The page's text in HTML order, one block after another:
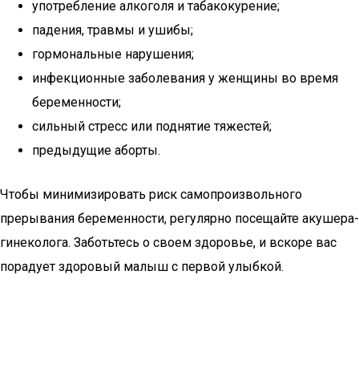
употребление алкоголя и табакокурение;
падения, травмы и ушибы;
гормональные нарушения;
инфекционные заболевания у женщины во время
беременности;
сильный стресс или поднятие тяжестей;
предыдущие аборты.
Чтобы минимизировать риск самопроизвольного
прерывания беременности, регулярно посещайте акушера-
гинеколога. Заботьтесь о своем здоровье, и вскоре вас
порадует здоровый малыш с первой улыбкой.